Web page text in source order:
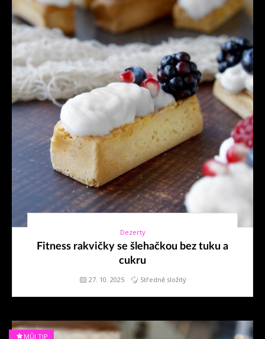
27. 10. 2025
Dezerty
Fitness rakvičky se šlehačkou bez tuku a
cukru
27. 10. 2025 Středně složitý
MŮJ TIP